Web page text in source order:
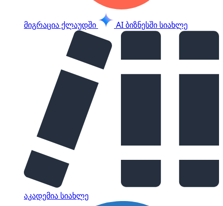
მიგრაცია ქლაუდში AI ბიზნესში სიახლე
აკადემია სიახლე